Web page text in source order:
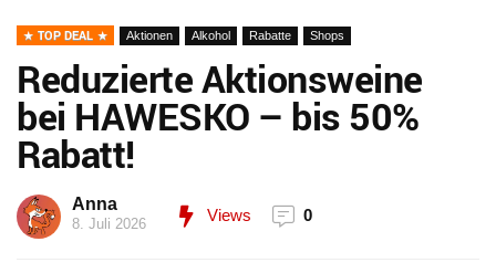
TOP DEAL Aktionen Alkohol Rabatte Shops
Reduzierte Aktionsweine
bei HAWESKO – bis 50%
Rabatt!
Anna
8. Juli 2026 Views 0